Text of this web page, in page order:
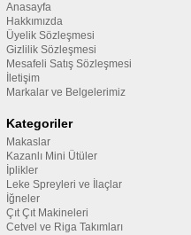
Anasayfa
Hakkımızda
Üyelik Sözleşmesi
Gizlilik Sözleşmesi
Mesafeli Satış Sözleşmesi
İletişim
Markalar ve Belgelerimiz
Kategoriler
Makaslar
Kazanlı Mini Ütüler
İplikler
Leke Spreyleri ve İlaçlar
İğneler
Çıt Çıt Makineleri
Cetvel ve Riga Takımları